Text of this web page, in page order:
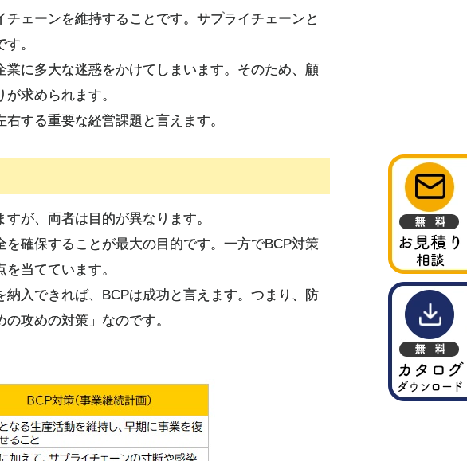
ェーンを維持することです。サプライチェーンと
。
に多大な迷惑をかけてしまいます。そのため、顧
求められます。
する重要な経営課題と言えます。
が、両者は目的が異なります。
確保することが最大の目的です。一方でBCP対策
当てています。
入できれば、BCPは成功と言えます。つまり、防
攻めの対策」なのです。